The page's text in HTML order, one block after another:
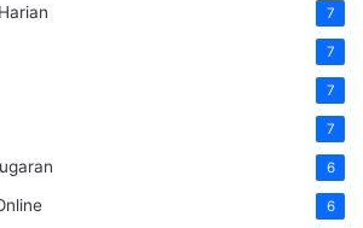
7
7
7
7
6
6